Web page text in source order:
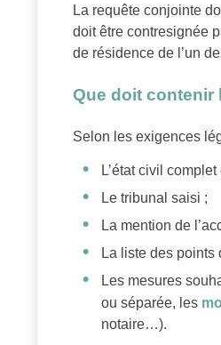
La requête conjointe
doit être contresignée
de résidence de l’un
Que doit contenir
Selon les exigences
L’état civil
Le tribunal saisi ;
La mention de
La liste des points
Les mesures
ou séparée, les
notaire…).